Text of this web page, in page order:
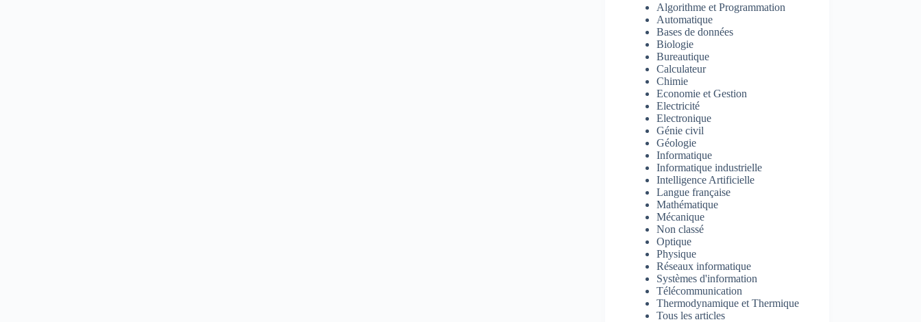
Algorithme et Programmation
Automatique
Bases de données
Biologie
Bureautique
Calculateur
Chimie
Economie et Gestion
Electricité
Electronique
Génie civil
Géologie
Informatique
Informatique industrielle
Intelligence Artificielle
Langue française
Mathématique
Mécanique
Non classé
Optique
Physique
Réseaux informatique
Systèmes d'information
Télécommunication
Thermodynamique et Thermique
Tous les articles